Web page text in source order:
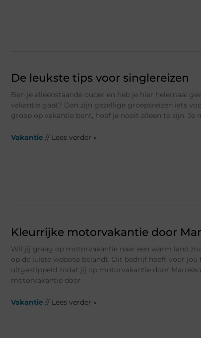
De leukste tips voor singlereizen
Ben je alleenstaande ouder en heb je hier helemaal
vakantie gaat? Dan zijn gezellige groepsreizen iets
groep op vakantie bent, hoef je nooit alleen te zijn. Je
Vakantie // Lees verder »
Kleurrijke motorvakantie door
Wil jij graag op motorvakantie naar een warm land
op de juiste website belandt. Dit bedrijf heeft voor jou
uitgestippeld zodat jij op motorvakantie door Marokko
motorvakantie door
Vakantie // Lees verder »